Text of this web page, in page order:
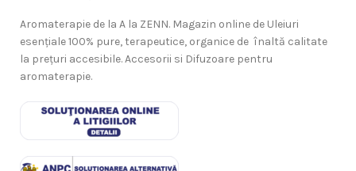
Aromaterapie de la A la ZENN. Magazin online de Uleiuri
esențiale 100% pure, terapeutice, organice de înaltă calitate
la prețuri accesibile. Accesorii si Difuzoare pentru
aromaterapie.